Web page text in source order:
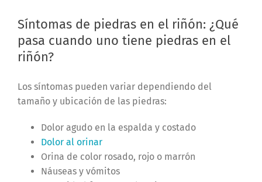
Síntomas de piedras en el riñón: ¿Qué
pasa cuando uno tiene piedras en el
riñón?
Los síntomas pueden variar dependiendo del
tamaño y ubicación de las piedras:
Dolor agudo en la espalda y costado
Dolor al orinar
Orina de color rosado, rojo o marrón
Náuseas y vómitos